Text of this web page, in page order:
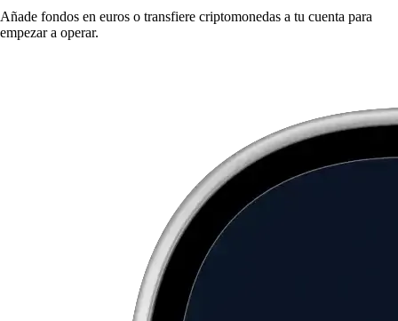
Añade fondos en euros o transfiere criptomonedas a tu cuenta para
empezar a operar.